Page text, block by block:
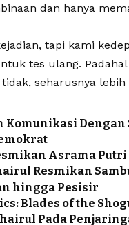
dan hanya
tapi kami
tes ulang.
seharusnya
Komunikasi Dengan
Asrama Putri
Resmikan
hingga Pesisir
Blades of the
Pada